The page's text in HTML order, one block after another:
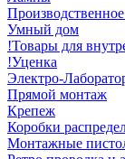
Умный дом
!Товары для
!Уценка
Электро-
Прямой монтаж
Крепеж
Коробки
Монтажные